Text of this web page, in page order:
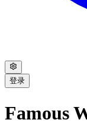
登录
Famous